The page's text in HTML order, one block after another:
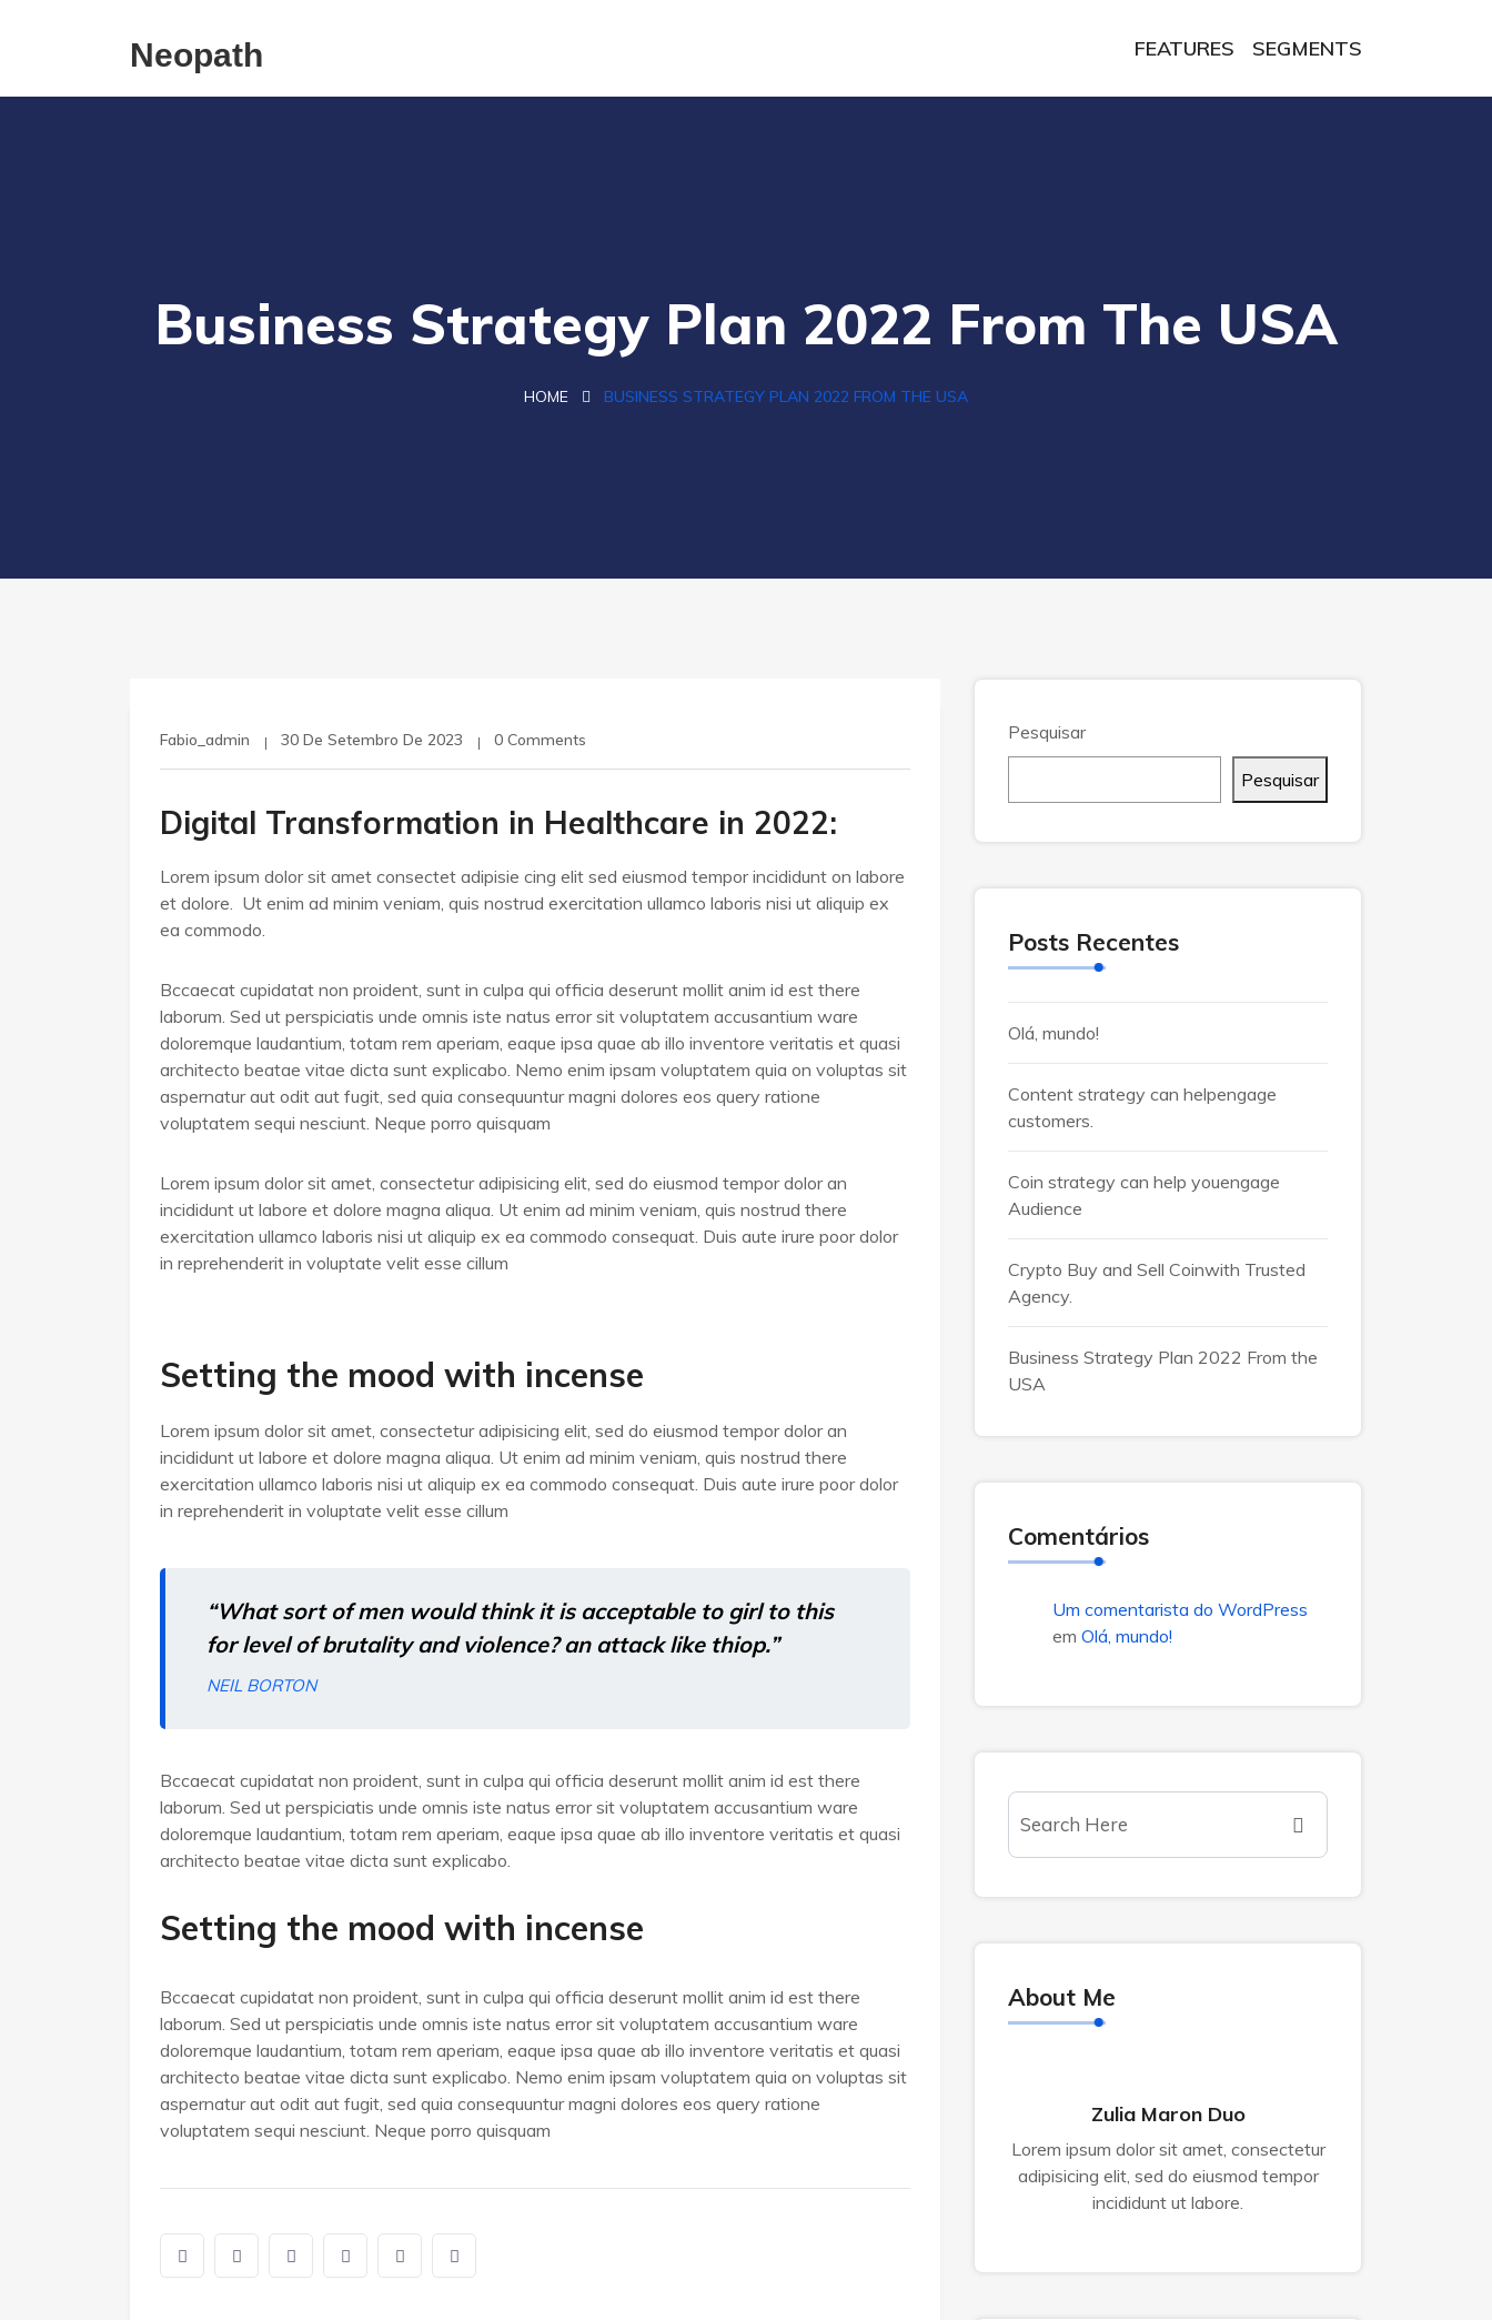
Neopath FEATURES SEGMENTS
Business Strategy Plan 2022 From The USA
HOME BUSINESS STRATEGY PLAN 2022 FROM THE USA
Fabio_admin 30 De Setembro De 2023 0 Comments
Digital Transformation in Healthcare in 2022:
Lorem ipsum dolor sit amet consectet adipisie cing elit sed eiusmod tempor incididunt on labore
et dolore. Ut enim ad minim veniam, quis nostrud exercitation ullamco laboris nisi ut aliquip ex
ea commodo.
Bccaecat cupidatat non proident, sunt in culpa qui officia deserunt mollit anim id est there
laborum. Sed ut perspiciatis unde omnis iste natus error sit voluptatem accusantium ware
doloremque laudantium, totam rem aperiam, eaque ipsa quae ab illo inventore veritatis et quasi
architecto beatae vitae dicta sunt explicabo. Nemo enim ipsam voluptatem quia on voluptas sit
aspernatur aut odit aut fugit, sed quia consequuntur magni dolores eos query ratione
voluptatem sequi nesciunt. Neque porro quisquam
Lorem ipsum dolor sit amet, consectetur adipisicing elit, sed do eiusmod tempor dolor an
incididunt ut labore et dolore magna aliqua. Ut enim ad minim veniam, quis nostrud there
exercitation ullamco laboris nisi ut aliquip ex ea commodo consequat. Duis aute irure poor dolor
in reprehenderit in voluptate velit esse cillum
Setting the mood with incense
Lorem ipsum dolor sit amet, consectetur adipisicing elit, sed do eiusmod tempor dolor an
incididunt ut labore et dolore magna aliqua. Ut enim ad minim veniam, quis nostrud there
exercitation ullamco laboris nisi ut aliquip ex ea commodo consequat. Duis aute irure poor dolor
in reprehenderit in voluptate velit esse cillum
“What sort of men would think it is acceptable to girl to this
for level of brutality and violence? an attack like thiop.”
NEIL BORTON
Bccaecat cupidatat non proident, sunt in culpa qui officia deserunt mollit anim id est there
laborum. Sed ut perspiciatis unde omnis iste natus error sit voluptatem accusantium ware
doloremque laudantium, totam rem aperiam, eaque ipsa quae ab illo inventore veritatis et quasi
architecto beatae vitae dicta sunt explicabo.
Setting the mood with incense
Bccaecat cupidatat non proident, sunt in culpa qui officia deserunt mollit anim id est there
laborum. Sed ut perspiciatis unde omnis iste natus error sit voluptatem accusantium ware
doloremque laudantium, totam rem aperiam, eaque ipsa quae ab illo inventore veritatis et quasi
architecto beatae vitae dicta sunt explicabo. Nemo enim ipsam voluptatem quia on voluptas sit
aspernatur aut odit aut fugit, sed quia consequuntur magni dolores eos query ratione
voluptatem sequi nesciunt. Neque porro quisquam
Pesquisar
Pesquisar
Posts Recentes
Olá, mundo!
Content strategy can helpengage
customers.
Coin strategy can help youengage
Audience
Crypto Buy and Sell Coinwith Trusted
Agency.
Business Strategy Plan 2022 From the
USA
Comentários
Um comentarista do WordPress
em Olá, mundo!
About Me
Zulia Maron Duo
Lorem ipsum dolor sit amet, consectetur
adipisicing elit, sed do eiusmod tempor
incididunt ut labore.